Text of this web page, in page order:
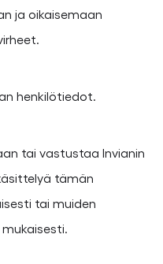
ja oikaisemaan
henkilötiedot.
tai vastustaa Invianin
tämän
tai muiden